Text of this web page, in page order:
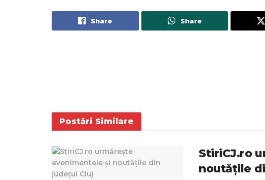
Share Share
Postări Similare
StiriCJ.ro
noutățile